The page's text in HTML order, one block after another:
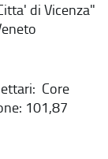
di Vicenza"
Core
101,87